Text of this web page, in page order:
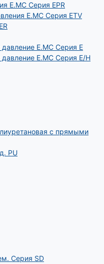
E.MC Серия EPR
E.MC Серия ETV
E.MC Серия E
E.MC Серия E/H
с прямыми
РU
Серия SD